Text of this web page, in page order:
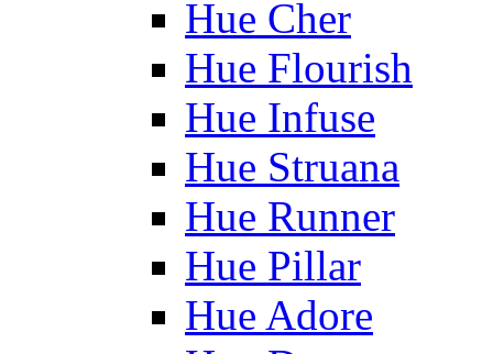
Hue Cher
Hue Flourish
Hue Infuse
Hue Struana
Hue Runner
Hue Pillar
Hue Adore